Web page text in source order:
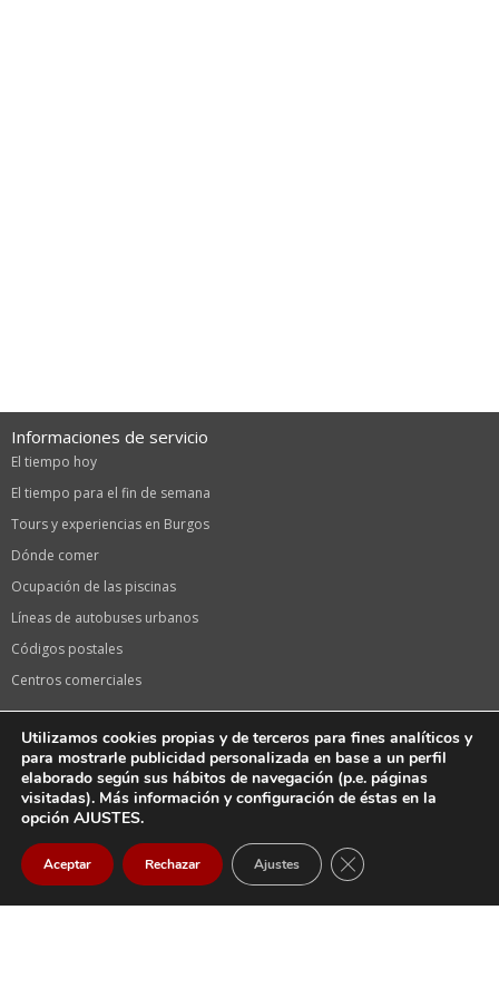
Llegar Email
Informaciones de servicio
El tiempo hoy
El tiempo para el fin de semana
Tours y experiencias en Burgos
Dónde comer
Ocupación de las piscinas
Líneas de autobuses urbanos
Códigos postales
Centros comerciales
Información de interés
Calendario laboral 2024 en Burgos
Calendario de festivos 2024 en Castilla y León
Oficina de turismo
Fiestas de Burgos, Sampedros
La serie «El CID» de Amazon en Burgos
Tiendas Vodafone
Utilizamos cookies propias y de terceros para fines analíticos y
para mostrarle publicidad personalizada en base a un perfil
elaborado según sus hábitos de navegación (p.e. páginas
visitadas). Más información y configuración de éstas en la
opción AJUSTES.
Aceptar Rechazar Ajustes CERRAR EL